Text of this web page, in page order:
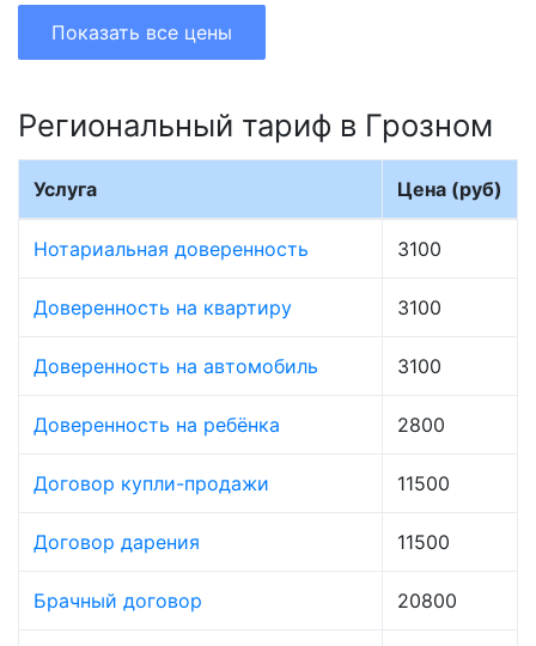
Показать все цены
Региональный тариф в Грозном
Услуга Цена (руб)
Нотариальная доверенность 3100
Доверенность на квартиру 3100
Доверенность на автомобиль 3100
Доверенность на ребёнка 2800
Договор купли-продажи 11500
Договор дарения 11500
Брачный договор 20800